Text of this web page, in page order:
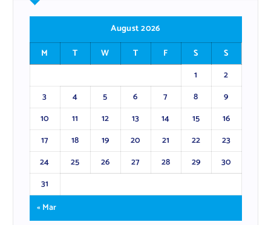
August 2026
M
T W T F S
S
1
2
3
4 5 6 7 8
9
10
11 12 13 14 15
16
17
18 19 20 21 22
23
24
25 26 27 28 29
30
31
« Mar